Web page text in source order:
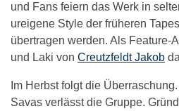
und Fans feiern das Werk in
ureigene Style der früheren
übertragen werden. Als Feature-
und Laki von Creutzfeldt Jakob
Im Herbst folgt die
Savas verlässt die Gruppe.